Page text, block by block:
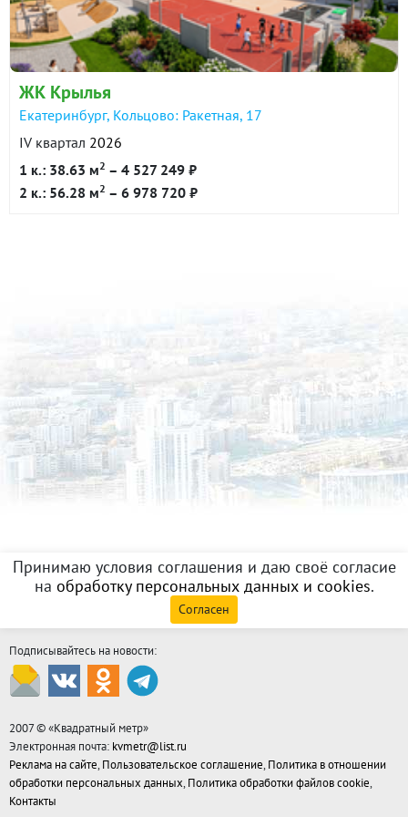
в продаже 84800 ₽/м²
Показать всю историю: 30 предложений →
ЖК Крылья
Екатеринбург, Кольцово: Ракетная, 17
IV квартал 2026
1 к.: 38.63 м2 – 4 527 249 ₽
2 к.: 56.28 м2 – 6 978 720 ₽
Принимаю условия соглашения и даю своё согласие
на обработку персональных данных и cookies.
Согласен
Подписывайтесь на новости:
2007 © «Квадратный метр»
Электронная почта: kvmetr@list.ru
Реклама на сайте, Пользовательское соглашение, Политика в отношении
обработки персональных данных, Политика обработки файлов cookie,
Контакты